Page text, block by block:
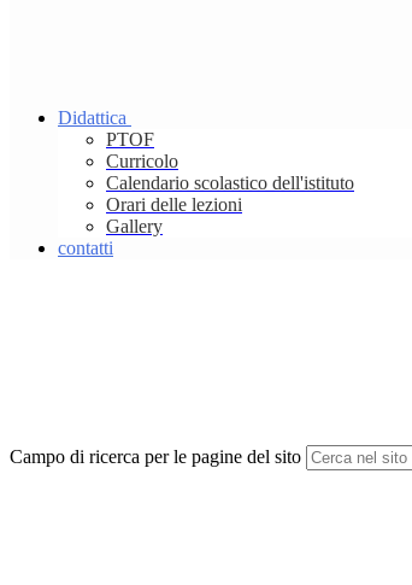
Didattica
PTOF
Curricolo
Calendario scolastico dell'istituto
Orari delle lezioni
Gallery
contatti
Campo di ricerca per le pagine del sito